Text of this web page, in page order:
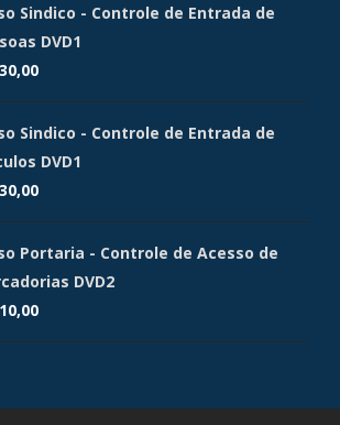
Sindico - Controle de Entrada de
DVD1
Sindico - Controle de Entrada de
DVD1
Portaria - Controle de Acesso de
DVD2